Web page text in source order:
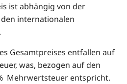
ist abhängig von der
internationalen
Gesamtpreises entfallen auf
was, bezogen auf den
Mehrwertsteuer entspricht.